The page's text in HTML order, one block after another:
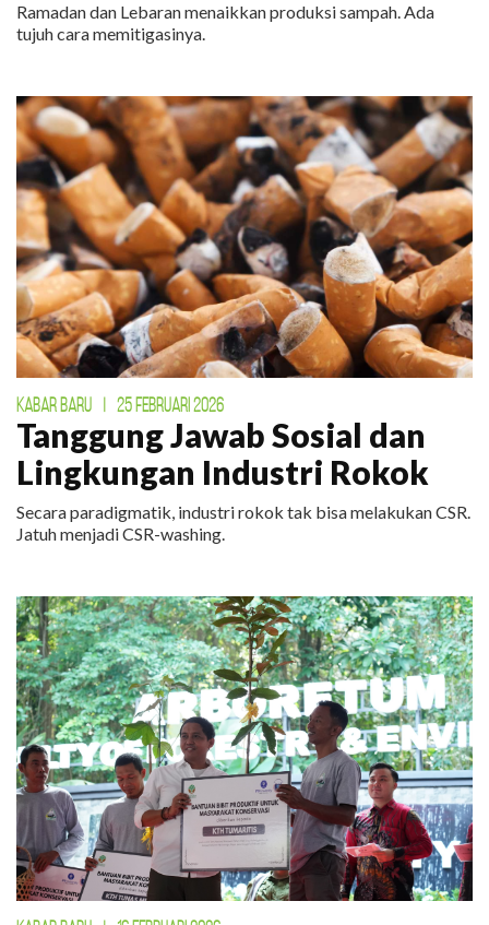
Ramadan dan Lebaran menaikkan produksi sampah. Ada
tujuh cara memitigasinya.
KABAR BARU | 25 FEBRUARI 2026
Tanggung Jawab Sosial dan
Lingkungan Industri Rokok
Secara paradigmatik, industri rokok tak bisa melakukan CSR.
Jatuh menjadi CSR-washing.